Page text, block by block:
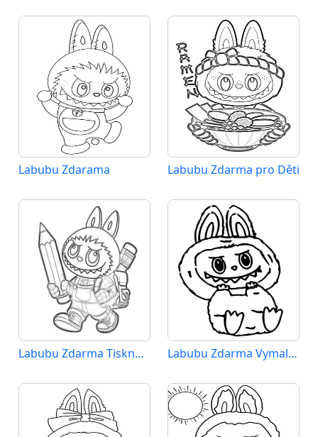
Labubu Zdarama Labubu Zdarma pro Děti
Labubu Zdarma Tisknutelný Labubu Zdarma Vymalovatelné Obrázek